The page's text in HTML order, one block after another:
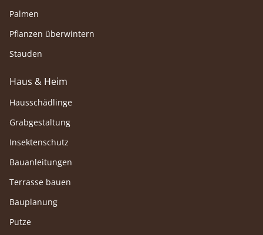
Palmen
Pflanzen überwintern
Stauden
Haus & Heim
Hausschädlinge
Grabgestaltung
Insektenschutz
Bauanleitungen
Terrasse bauen
Bauplanung
Putze